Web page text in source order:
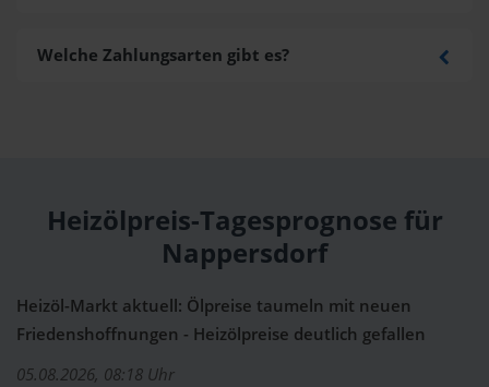
Welche Zahlungsarten gibt es?
Heizölpreis-Tagesprognose für
Nappersdorf
Heizöl-Markt aktuell: Ölpreise taumeln mit neuen
Friedenshoffnungen - Heizölpreise deutlich gefallen
05.08.2026, 08:18 Uhr